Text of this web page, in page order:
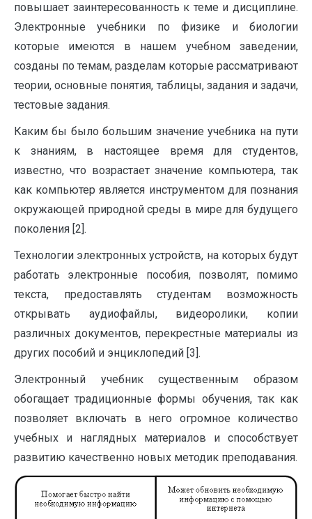
повышает заинтересованность к теме и дисциплине.
Электронные учебники по физике и биологии
которые имеются в нашем учебном заведении,
созданы по темам, разделам которые рассматривают
теории, основные понятия, таблицы, задания и задачи,
тестовые задания.
Каким бы было большим значение учебника на пути
к знаниям, в настоящее время для студентов,
известно, что возрастает значение компьютера, так
как компьютер является инструментом для познания
окружающей природной среды в мире для будущего
поколения [2].
Технологии электронных устройств, на которых будут
работать электронные пособия, позволят, помимо
текста, предоставлять студентам возможность
открывать аудиофайлы, видеоролики, копии
различных документов, перекрестные материалы из
других пособий и энциклопедий [3].
Электронный учебник существенным образом
обогащает традиционные формы обучения, так как
позволяет включать в него огромное количество
учебных и наглядных материалов и способствует
развитию качественно новых методик преподавания.